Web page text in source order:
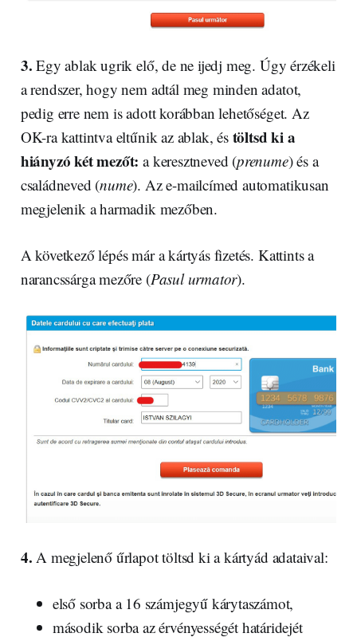
3. Egy ablak ugrik elő, de ne ijedj meg. Úgy érzékeli
a rendszer, hogy nem adtál meg minden adatot,
pedig erre nem is adott korábban lehetőséget. Az
OK-ra kattintva eltűnik az ablak, és töltsd ki a
hiányzó két mezőt:a keresztneved (prenume) és a
családneved (nume). Az e-mailcímed automatikusan
megjelenik a harmadik mezőben.
A következő lépés már a kártyás fizetés. Kattints a
narancssárga mezőre (Pasul urmator).
4. A megjelenő űrlapot töltsd ki a kártyád adataival:
első sorba a 16 számjegyű kárytaszámot,
második sorba az érvényességét határidejét